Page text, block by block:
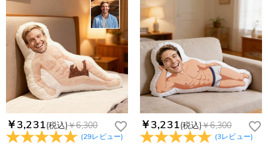
￥3,231(税込)￥6,300
(29レビュー)
￥3,231(税込)￥6,300
(3レビュー)